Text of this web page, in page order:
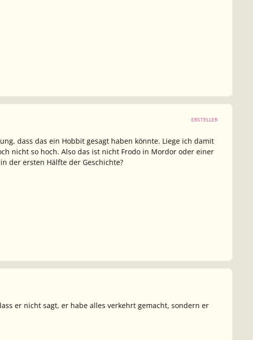
ERSTELLER
dass das ein Hobbit gesagt haben könnte. Liege ich damit
nicht so hoch. Also das ist nicht Frodo in Mordor oder einer
der ersten Hälfte der Geschichte?
er nicht sagt, er habe alles verkehrt gemacht, sondern er